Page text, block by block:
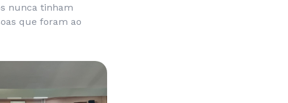
nunca tinham
que foram ao